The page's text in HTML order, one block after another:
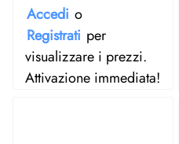
Accedi o
Registrati per
visualizzare i prezzi.
Attivazione immediata!